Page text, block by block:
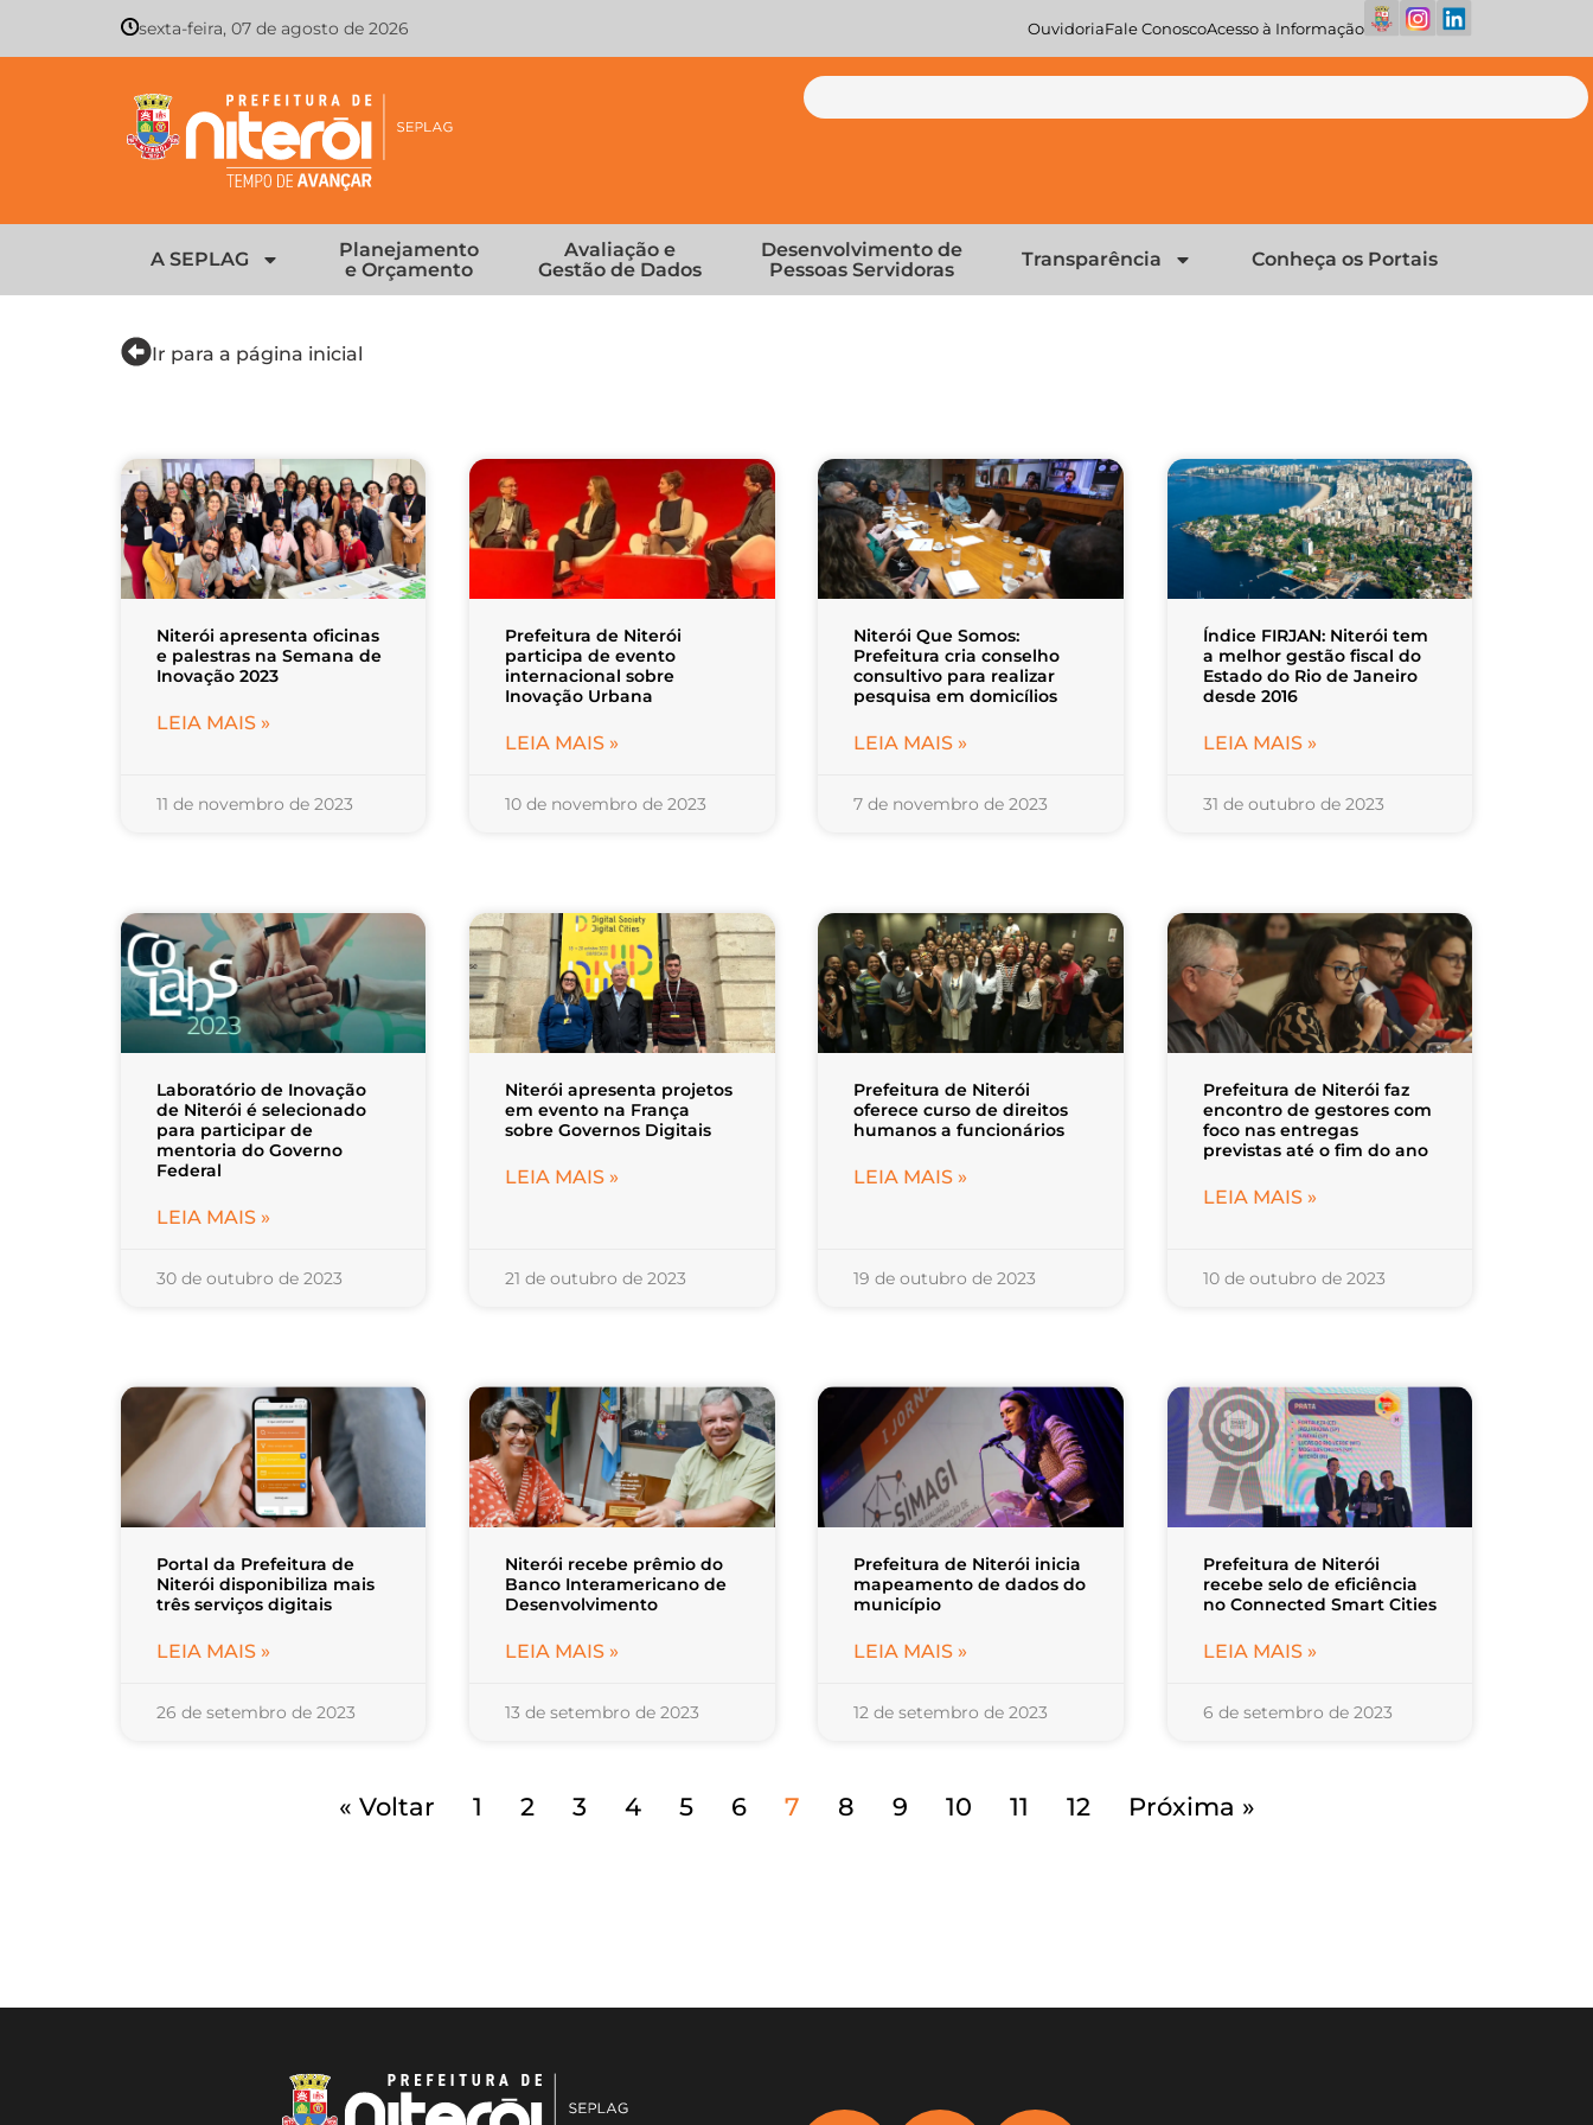
sexta-feira, 07 de agosto de 2026 OuvidoriaFale ConoscoAcesso à Informação
A SEPLAG
Planejamento
e Orçamento
Avaliação e
Gestão de Dados
Desenvolvimento de
Pessoas Servidoras
Transparência Conheça os Portais
Ir para a página inicial
Niterói apresenta oficinas
e palestras na Semana de
Inovação 2023
LEIA MAIS »
11 de novembro de 2023
Prefeitura de Niterói
participa de evento
internacional sobre
Inovação Urbana
LEIA MAIS »
10 de novembro de 2023
Niterói Que Somos:
Prefeitura cria conselho
consultivo para realizar
pesquisa em domicílios
LEIA MAIS »
7 de novembro de 2023
Índice FIRJAN: Niterói tem
a melhor gestão fiscal do
Estado do Rio de Janeiro
desde 2016
LEIA MAIS »
31 de outubro de 2023
Laboratório de Inovação
de Niterói é selecionado
para participar de
mentoria do Governo
Federal
LEIA MAIS »
30 de outubro de 2023
Niterói apresenta projetos
em evento na França
sobre Governos Digitais
LEIA MAIS »
21 de outubro de 2023
Prefeitura de Niterói
oferece curso de direitos
humanos a funcionários
LEIA MAIS »
19 de outubro de 2023
Prefeitura de Niterói faz
encontro de gestores com
foco nas entregas
previstas até o fim do ano
LEIA MAIS »
10 de outubro de 2023
Portal da Prefeitura de
Niterói disponibiliza mais
três serviços digitais
LEIA MAIS »
26 de setembro de 2023
Niterói recebe prêmio do
Banco Interamericano de
Desenvolvimento
LEIA MAIS »
13 de setembro de 2023
Prefeitura de Niterói inicia
mapeamento de dados do
município
LEIA MAIS »
12 de setembro de 2023
Prefeitura de Niterói
recebe selo de eficiência
no Connected Smart Cities
LEIA MAIS »
6 de setembro de 2023
« Voltar 1 2 3 4 5 6 7 8 9 10 11 12 Próxima »